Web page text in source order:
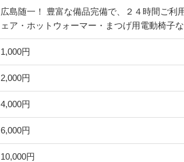
広島随一！ 豊富な備品完備で、２４時間ご利
ェア・ホットウォーマー・まつげ用電動椅子
1,000円
2,000円
4,000円
6,000円
10,000円